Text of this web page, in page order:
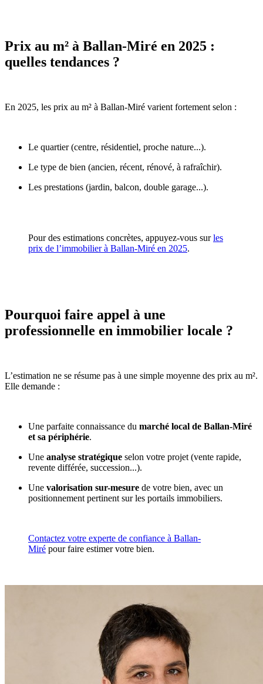
Prix au m² à Ballan-Miré en 2025 :
quelles tendances ?
En 2025, les prix au m² à Ballan-Miré varient fortement selon :
Le quartier (centre, résidentiel, proche nature...).
Le type de bien (ancien, récent, rénové, à rafraîchir).
Les prestations (jardin, balcon, double garage...).
Pour des estimations concrètes, appuyez-vous surles
prix de l’immobilier à Ballan-Miré en 2025.
Pourquoi faire appel à une
professionnelle en immobilier locale ?
L’estimation ne se résume pas à une simple moyenne des prix au m².
Elle demande :
Une parfaite connaissance du marché local de Ballan-Miré
et sa périphérie.
Une analyse stratégique selon votre projet (vente rapide,
revente différée, succession...).
Une valorisation sur-mesure de votre bien, avec un
positionnement pertinent sur les portails immobiliers.
Contactez votre experte de confiance à Ballan-
Miré pour faire estimer votre bien.